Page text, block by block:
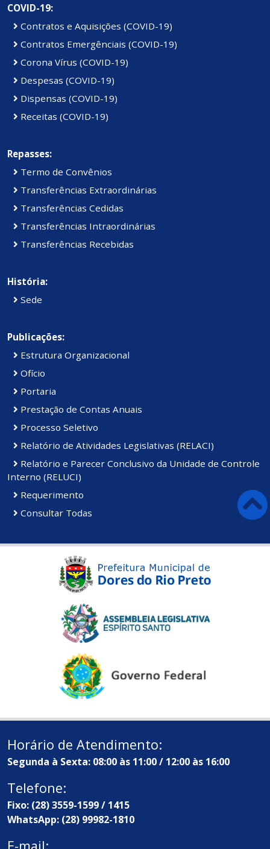
COVID-19:
Contratos e Aquisições (COVID-19)
Contratos Emergênciais (COVID-19)
Corona Vírus (COVID-19)
Despesas (COVID-19)
Dispensas (COVID-19)
Receitas (COVID-19)
Repasses:
Termo de Convênios
Transferências Extraordinárias
Transferências Cedidas
Transferências Intraordinárias
Transferências Recebidas
História:
Sede
Publicações:
Estrutura Organizacional
Ofício
Portaria
Prestação de Contas Anuais
Processo Seletivo
Relatório de Atividades Legislativas (RELACI)
Relatório e Parecer Conclusivo da Unidade de Controle
Interno (RELUCI)
Requerimento
Consultar Todas
Horário de Atendimento:
Segunda à Sexta: 08:00 às 11:00 / 12:00 às 16:00
Telefone:
Fixo: (28) 3559-1599 / 1415
WhatsApp: (28) 99982-1810